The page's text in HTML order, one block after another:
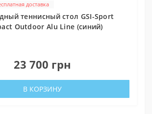
доставка
теннисный стол GSI-Sport
Outdoor Alu Line (синий)
23 700 грн
В КОРЗИНУ